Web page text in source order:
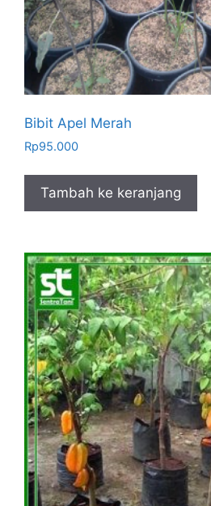
Bibit Apel Merah
Rp95.000
Tambah ke keranjang